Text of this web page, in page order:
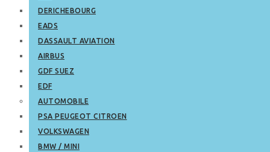
DERICHEBOURG
EADS
DASSAULT AVIATION
AIRBUS
GDF SUEZ
EDF
AUTOMOBILE
PSA PEUGEOT CITROEN
VOLKSWAGEN
BMW / MINI